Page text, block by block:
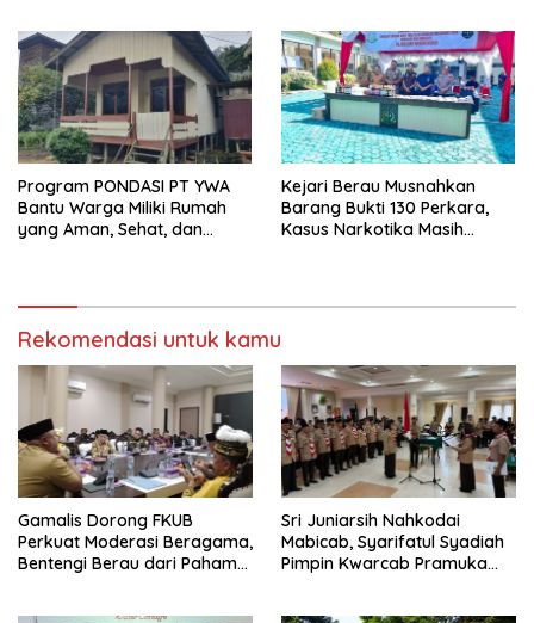
Program PONDASI PT YWA
Bantu Warga Miliki Rumah
yang Aman, Sehat, dan
Kejari Berau Musnahkan
Barang Bukti 130 Perkara,
Kasus Narkotika Masih
Rekomendasi untuk kamu
Gamalis Dorong FKUB
Perkuat Moderasi Beragama,
Bentengi Berau dari Paham
Sri Juniarsih Nahkodai
Mabicab, Syarifatul Syadiah
Pimpin Kwarcab Pramuka